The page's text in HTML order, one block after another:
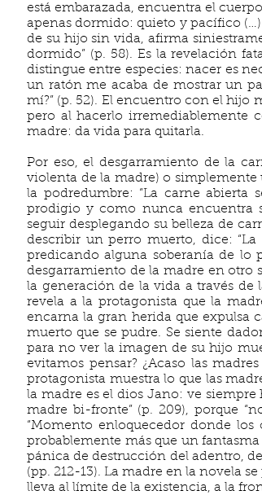
está embarazada, encuentra el
apenas dormido: quieto y pacífico
de su hijo sin vida, afirma
dormido” (p. 58). Es la revelación
distingue entre especies: nacer es
un ratón me acaba de mostrar un
mí?” (p. 52). El encuentro con el hijo
pero al hacerlo irremediablemente
madre: da vida para quitarla.
Por eso, el desgarramiento de la
violenta de la madre) o simplemente
la podredumbre: “La carne abierta
prodigio y como nunca encuentra
seguir desplegando su belleza de
describir un perro muerto, dice:
predicando alguna soberanía de lo
desgarramiento de la madre en otro
la generación de la vida a través
revela a la protagonista que la
encarna la gran herida que expulsa
muerto que se pudre. Se siente
para no ver la imagen de su hijo
evitamos pensar? ¿Acaso las
protagonista muestra lo que las
la madre es el dios Jano: ve
madre bi-fronte” (p. 209), porque
“Momento enloquecedor donde
probablemente más que un
pánica de destrucción del adentro,
(pp. 212-13). La madre en la novela
lleva al límite de la existencia, a la